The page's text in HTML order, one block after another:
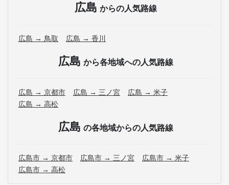
広島 からの人気路線
広島 → 鳥取 広島 → 香川
広島 から各地域への人気路線
広島 → 京都市 広島 → 三ノ宮
広島 → 米子
広島 → 高松
広島 の各地域からの人気路線
広島市 → 京都市 広島市 → 三ノ宮
広島市 → 米子
広島市 → 高松